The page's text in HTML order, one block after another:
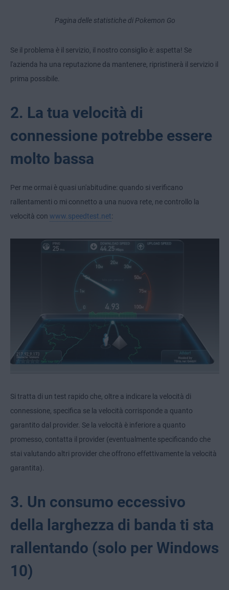
Pagina delle statistiche di Pokemon Go
Se il problema è il servizio, il nostro consiglio è: aspetta! Se
l'azienda ha una reputazione da mantenere, ripristinerà il servizio il
prima possibile.
2. La tua velocità di
connessione potrebbe essere
molto bassa
Per me ormai è quasi un'abitudine: quando si verificano
rallentamenti o mi connetto a una nuova rete, ne controllo la
velocità con www.speedtest.net:
Si tratta di un test rapido che, oltre a indicare la velocità di
connessione, specifica se la velocità corrisponde a quanto
garantito dal provider. Se la velocità è inferiore a quanto
promesso, contatta il provider (eventualmente specificando che
stai valutando altri provider che offrono effettivamente la velocità
garantita).
3. Un consumo eccessivo
della larghezza di banda ti sta
rallentando (solo per Windows
10)